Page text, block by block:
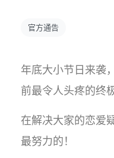
官方通告
年底大小节日来袭
前最令人头疼的终
在解决大家的恋爱
最努力的！